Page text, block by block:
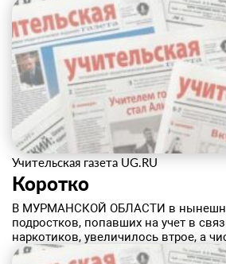
Учительская газета UG.RU
Коротко
В МУРМАНСКОЙ ОБЛАСТИ в
подростков, попавших на учет в
наркотиков, увеличилось втрое, а